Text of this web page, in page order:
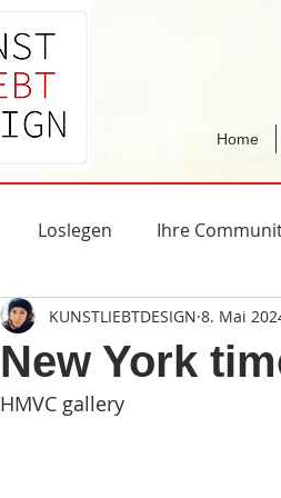
Home
Loslegen Ihre
New York
KUNSTLIEBTDESIGN 8. Mai
HMVC gallery